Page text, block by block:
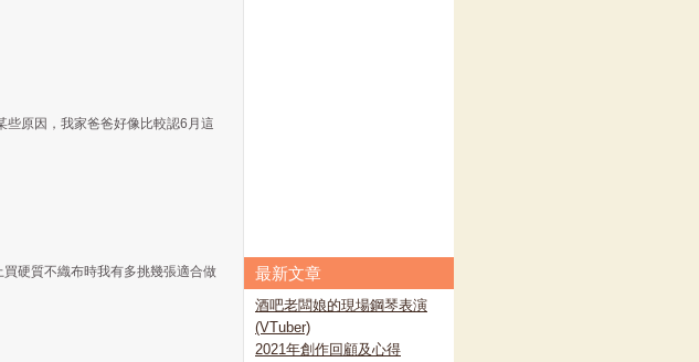
些原因，我家爸爸好像比較認6月這
硬質不織布時我有多挑幾張適合做
最新文章
酒吧老闆娘的現場鋼琴表演
(VTuber)
2021年創作回顧及心得